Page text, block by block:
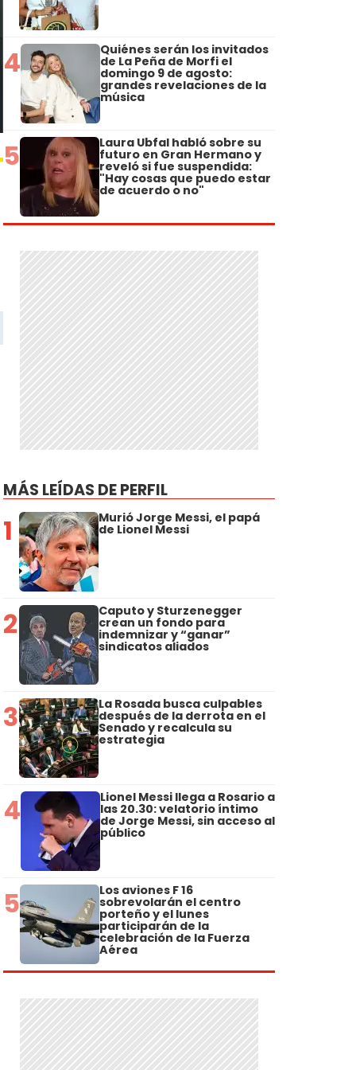
4 Quiénes serán los invitados
de La Peña de Morfi el
domingo 9 de agosto:
grandes revelaciones de la
música
5 Laura Ubfal habló sobre su
futuro en Gran Hermano y
reveló si fue suspendida:
"Hay cosas que puedo estar
de acuerdo o no"
MÁS LEÍDAS DE PERFIL
1 Murió Jorge Messi, el papá
de Lionel Messi
2 Caputo y Sturzenegger
crean un fondo para
indemnizar y “ganar”
sindicatos aliados
3 La Rosada busca culpables
después de la derrota en el
Senado y recalcula su
estrategia
4 Lionel Messi llega a Rosario a
las 20.30: velatorio íntimo
de Jorge Messi, sin acceso al
público
5 Los aviones F 16
sobrevolarán el centro
porteño y el lunes
participarán de la
celebración de la Fuerza
Aérea